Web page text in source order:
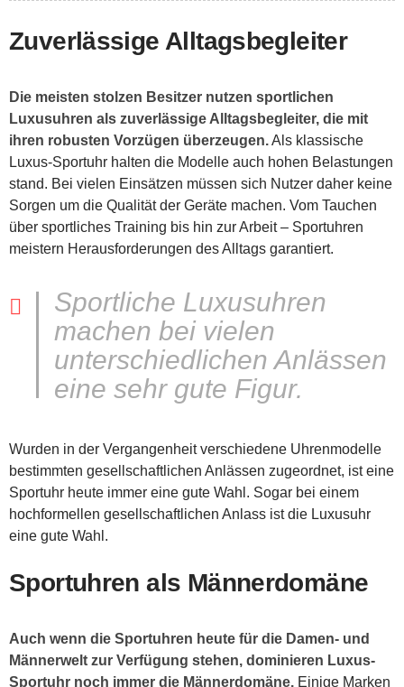
Zuverlässige Alltagsbegleiter
Die meisten stolzen Besitzer nutzen sportlichen
Luxusuhren als zuverlässige Alltagsbegleiter, die mit
ihren robusten Vorzügen überzeugen.Als klassische
Luxus-Sportuhr halten die Modelle auch hohen Belastungen
stand. Bei vielen Einsätzen müssen sich Nutzer daher keine
Sorgen um die Qualität der Geräte machen. Vom Tauchen
über sportliches Training bis hin zur Arbeit – Sportuhren
meistern Herausforderungen des Alltags garantiert.
Sportliche Luxusuhren
machen bei vielen
unterschiedlichen Anlässen
eine sehr gute Figur.
Wurden in der Vergangenheit verschiedene Uhrenmodelle
bestimmten gesellschaftlichen Anlässen zugeordnet, ist eine
Sportuhr heute immer eine gute Wahl. Sogar bei einem
hochformellen gesellschaftlichen Anlass ist die Luxusuhr
eine gute Wahl.
Sportuhren als Männerdomäne
Auch wenn die Sportuhren heute für die Damen- und
Männerwelt zur Verfügung stehen, dominieren Luxus-
Sportuhr noch immer die Männerdomäne. Einige Marken